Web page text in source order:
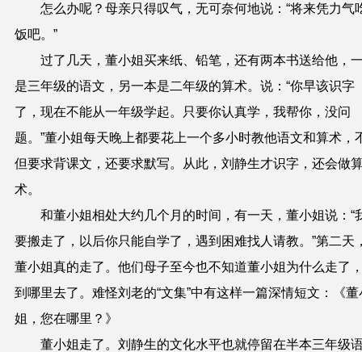
怎么办呢？ 母亲只得叹气，无可奈何地说 ： “将来凭力气
饭吧。”
过了 几天，董小姐买来纸、铅笔，还有两本书送给他 ，
是三年级的语文，另一本是二年级的算术。 说： “你早该识字
了， 现在不能从一年级学起。只要你认真学，我帮你，没问
题。”董小姐每天晚上都要花上一个多小时教他语文和算术，
但要求背课文，还要求默写。从此 ， 刘静生才识字 ， 还会做
术。
和董小姐相处大约 几个 月 的时间 ， 有一天，董小姐说 ：“
要搬走了，以后你只能自学了，遇到困难找人请教。”第二天
董小姐真的走了 。 他们母子至今也不知道董小姐为什么走了
到哪里去了。难怪刘老的“文集”中有这样一篇深情短文：《董
姐，您在哪里？》
董小姐走了。 刘静生的文化水平也就停留在半本三年级